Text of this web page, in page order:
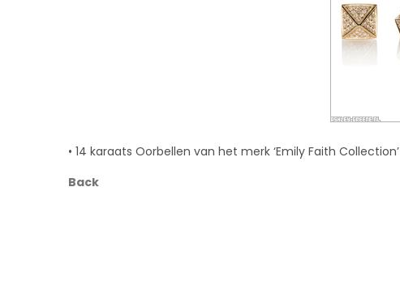
• 14 karaats Oorbellen van het merk ‘Emily Faith Collection’
Back